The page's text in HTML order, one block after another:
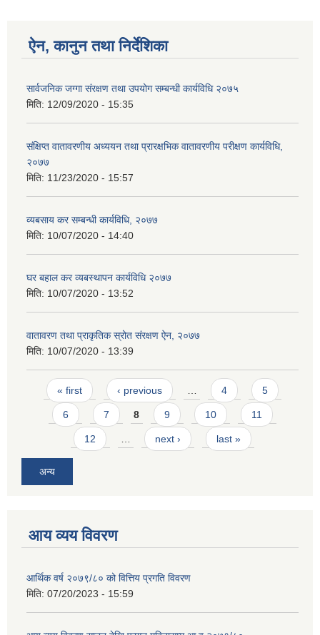
ऐन, कानुन तथा निर्देशिका
सार्वजनिक जग्गा संरक्षण तथा उपयोग सम्बन्धी कार्यविधि २०७५
मिति: 12/09/2020 - 15:35
संक्षिप्त वातावरणीय अध्ययन तथा प्रारक्षभिक वातावरणीय परीक्षण कार्यविधि,
२०७७
मिति: 11/23/2020 - 15:57
व्यबसाय कर सम्बन्धी कार्यविधि, २०७७
मिति: 10/07/2020 - 14:40
घर बहाल कर व्यबस्थापन कार्यविधि २०७७
मिति: 10/07/2020 - 13:52
वातावरण तथा प्राकृतिक स्रोत संरक्षण ऐन, २०७७
मिति: 10/07/2020 - 13:39
Pages
« first ‹ previous 4 5
6 7 8 9 10 11
12 next › last »
अन्य
आय व्यय विवरण
आर्थिक वर्ष २०७९/८० को वित्तिय प्रगति विवरण
मिति: 07/20/2023 - 15:59